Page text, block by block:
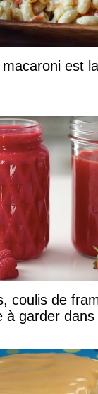
est
coulis de
à garder dans